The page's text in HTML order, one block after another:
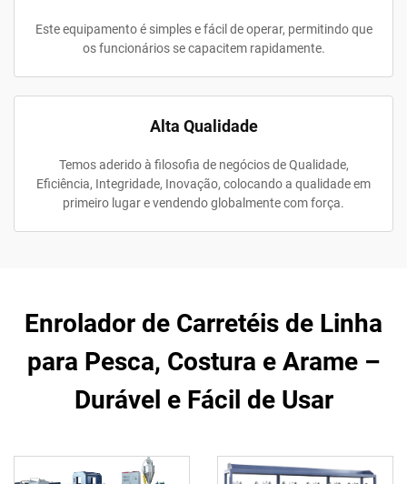
Este equipamento é simples e fácil de operar, permitindo que
os funcionários se capacitem rapidamente.
Alta Qualidade
Temos aderido à filosofia de negócios de Qualidade,
Eficiência, Integridade, Inovação, colocando a qualidade em
primeiro lugar e vendendo globalmente com força.
Enrolador de Carretéis de Linha
para Pesca, Costura e Arame –
Durável e Fácil de Usar